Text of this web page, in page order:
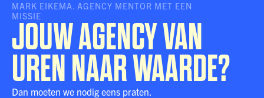
MARK EIKEMA. AGENCY MENTOR MET EEN
MISSIE
JOUW AGENCY VAN
UREN NAAR WAARDE?
Dan moeten we nodig eens praten.